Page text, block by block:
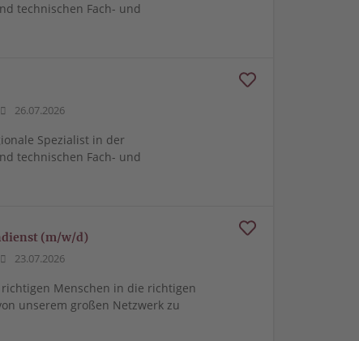
technischen Fach- und
26.07.2026
Spezialist in der
technischen Fach- und
(m/w/d)
23.07.2026
Menschen in die richtigen
unserem großen Netzwerk zu